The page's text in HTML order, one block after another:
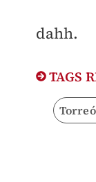
dahh.
TAGS